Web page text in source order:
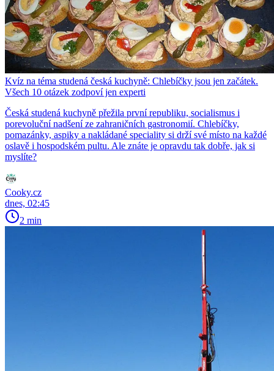
Kvíz na téma studená česká kuchyně: Chlebíčky jsou jen začátek.
Všech 10 otázek zodpoví jen experti
Česká studená kuchyně přežila první republiku, socialismus i
porevoluční nadšení ze zahraničních gastronomií. Chlebíčky,
pomazánky, aspiky a nakládané speciality si drží své místo na každé
oslavě i hospodském pultu. Ale znáte je opravdu tak dobře, jak si
myslíte?
Cooky.cz
dnes, 02:45
2 min